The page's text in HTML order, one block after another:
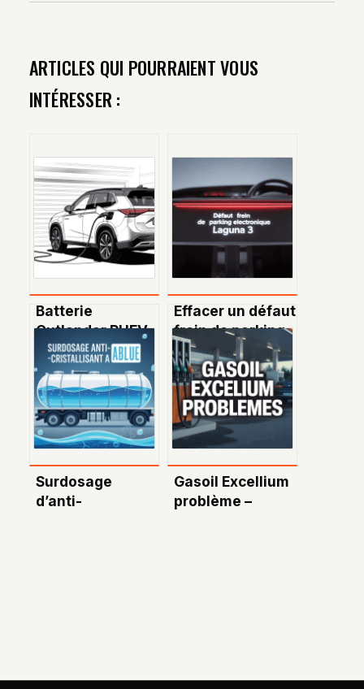
ARTICLES QUI POURRAIENT VOUS
INTÉRESSER :
Batterie
Outlander PHEV
ne recharge que
6 kW :
comprendre et
agir
efficacement
Effacer un défaut
frein de parking
sur Laguna 3 : ce
qu’il faut savoir
Surdosage
d’anti-
Gasoil Excellium
problème –